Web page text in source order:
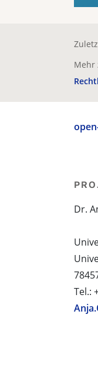
Mehr
Dr.
Tel.: